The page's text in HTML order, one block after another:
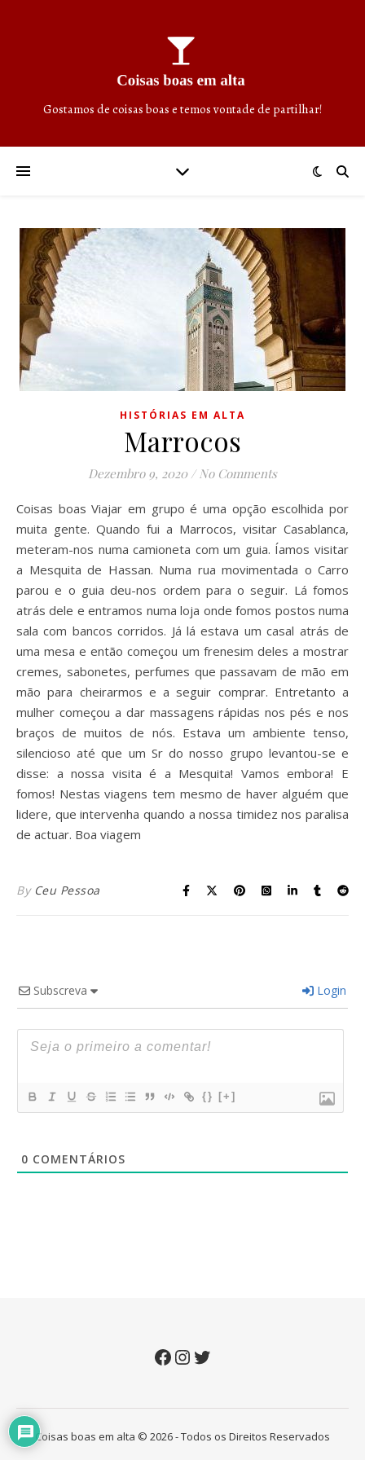
Gostamos de coisas boas e temos vontade de partilhar!
HISTÓRIAS EM ALTA
Marrocos
Dezembro 9, 2020 / No Comments
Coisas boas Viajar em grupo é uma opção escolhida por
muita gente. Quando fui a Marrocos, visitar Casablanca,
meteram-nos numa camioneta com um guia. Íamos visitar
a Mesquita de Hassan. Numa rua movimentada o Carro
parou e o guia deu-nos ordem para o seguir. Lá fomos
atrás dele e entramos numa loja onde fomos postos numa
sala com bancos corridos. Já lá estava um casal atrás de
uma mesa e então começou um frenesim deles a mostrar
cremes, sabonetes, perfumes que passavam de mão em
mão para cheirarmos e a seguir comprar. Entretanto a
mulher começou a dar massagens rápidas nos pés e nos
braços de muitos de nós. Estava um ambiente tenso,
silencioso até que um Sr do nosso grupo levantou-se e
disse: a nossa visita é a Mesquita! Vamos embora! E
fomos! Nestas viagens tem mesmo de haver alguém que
lidere, que intervenha quando a nossa timidez nos paralisa
de actuar. Boa viagem
By Ceu Pessoa
Subscreva Login
{} [+]
0 COMENTÁRIOS
Facebook
Instagram
Twitter
Coisas boas em alta © 2026 - Todos os Direitos Reservados